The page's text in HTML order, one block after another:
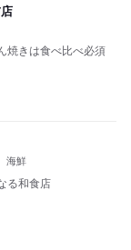
焼きは食べ比べ必須
海鮮
る和食店